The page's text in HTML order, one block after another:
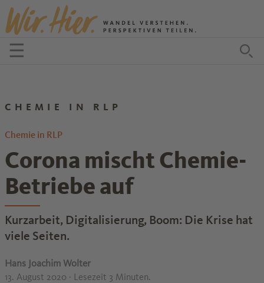
Zum Inhalt springen
☰Menü öffnen
CHEMIE IN RLP
Chemie in RLP
Corona mischt Chemie-
Betriebe auf
Kurzarbeit, Digitalisierung, Boom: Die Krise hat
viele Seiten.
Hans Joachim Wolter
13. August 2020 · Lesezeit 3 Minuten.